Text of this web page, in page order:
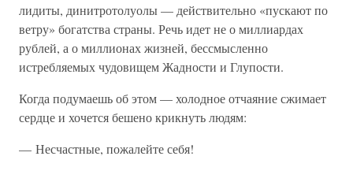
лидиты, динитротолуолы — действительно «пускают по
ветру» богатства страны. Речь идет не о миллиардах
рублей, а о миллионах жизней, бессмысленно
истребляемых чудовищем Жадности и Глупости.
Когда подумаешь об этом — холодное отчаяние сжимает
сердце и хочется бешено крикнуть людям:
— Несчастные, пожалейте себя!